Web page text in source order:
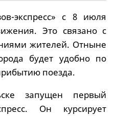
экспресс» с 8 июля
Это связано с
жителей. Отныне
будет удобно по
поезда.
запущен первый
Он курсирует